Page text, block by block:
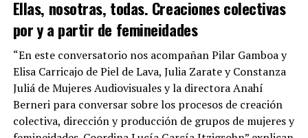
Ellas, nosotras, todas. Creaciones colectivas
por y a partir de femineidades
“En este conversatorio nos acompañan Pilar Gamboa y
Elisa Carricajo de Piel de Lava, Julia Zarate y Constanza
Juliá de Mujeres Audiovisuales y la directora Anahí
Berneri para conversar sobre los procesos de creación
colectiva, dirección y producción de grupos de mujeres y